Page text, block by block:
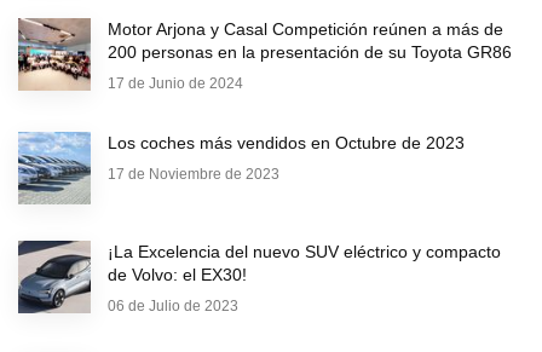
Motor Arjona y Casal Competición reúnen a más de
200 personas en la presentación de su Toyota GR86
17 de Junio de 2024
Los coches más vendidos en Octubre de 2023
17 de Noviembre de 2023
¡La Excelencia del nuevo SUV eléctrico y compacto
de Volvo: el EX30!
06 de Julio de 2023